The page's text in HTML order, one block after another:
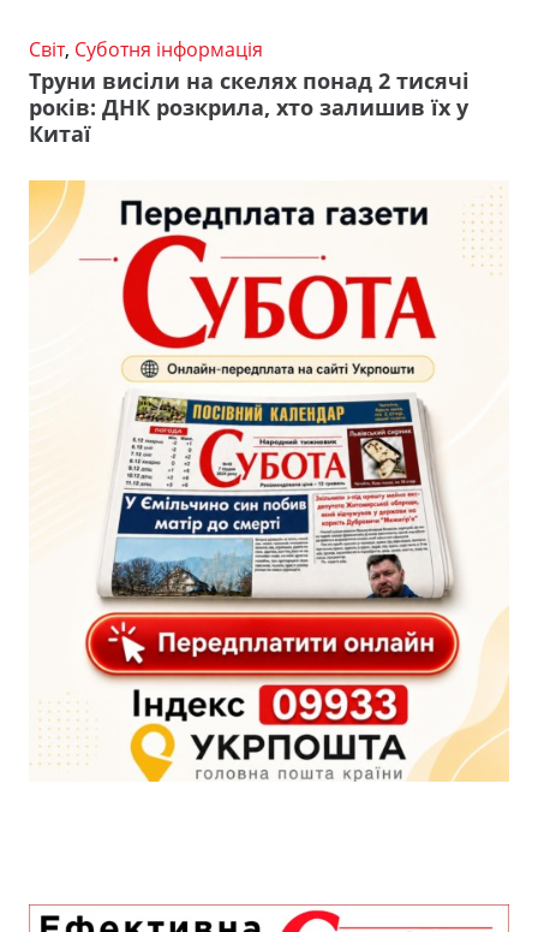
Світ, Суботня інформація
Труни висіли на скелях понад 2 тисячі
років: ДНК розкрила, хто залишив їх у
Китаї